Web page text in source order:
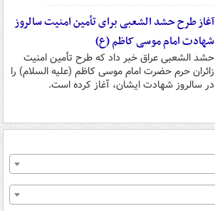
آغاز طرح حشد الشعبی برای تأمین امنیت سالروز
شهادت امام موسی کاظم (ع)
حشد الشعبی عراق خبر داد که طرح تأمین امنیت
زائران حرم حضرت امام موسی کاظم (علیه السلام) را
در سالروز شهادت ایشان، آغاز کرده است.